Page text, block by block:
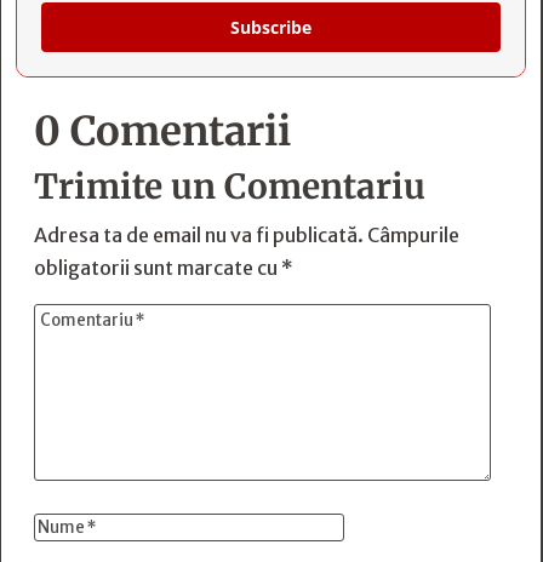
Subscribe
0 Comentarii
Trimite un Comentariu
Adresa ta de email nu va fi publicată. Câmpurile
obligatorii sunt marcate cu *